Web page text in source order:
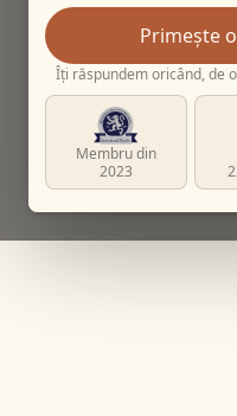
Primește
Îți răspundem oricând, de
Membru din
2023